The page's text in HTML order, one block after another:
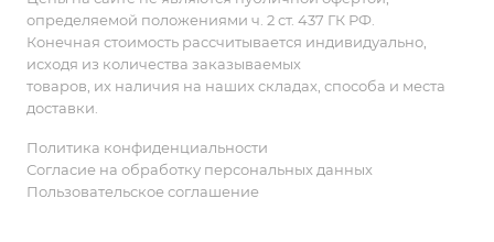
определяемой положениями ч. 2 ст. 437 ГК РФ.
Конечная стоимость рассчитывается индивидуально,
исходя из количества заказываемых
товаров, их наличия на наших складах, способа и места
доставки.
Политика конфиденциальности
Согласие на обработку персональных данных
Пользовательское соглашение